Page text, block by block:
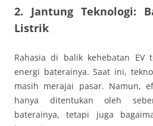
2. Jantung Teknologi:
Listrik
Rahasia di balik kehebatan EV
energi baterainya. Saat ini,
masih merajai pasar. Namun,
hanya ditentukan oleh
baterainya, tetapi juga